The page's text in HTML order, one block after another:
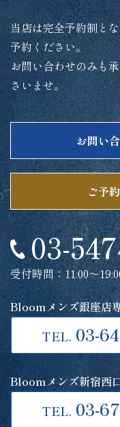
当店は完全予約制と
予約ください。
お問い合わせのみも
さいませ。
お問い
ご予
03-
受付時間：11:00～
Bloomメンズ銀座店
TEL. 03-
Bloomメンズ新宿西
TEL. 03-